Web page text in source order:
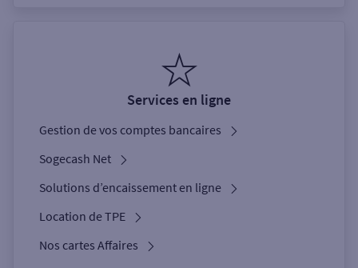
Services en ligne
Gestion de vos comptes bancaires
Sogecash Net
Solutions d’encaissement en ligne
Location de TPE
Nos cartes Affaires